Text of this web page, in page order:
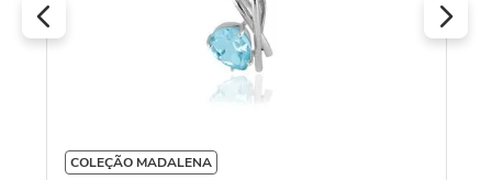
COLEÇÃO MADALENA